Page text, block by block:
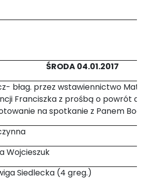
ŚRODA 04.01.2017
błag. przez wstawiennictwo Matki
Franciszka z prośbą o powrót do
na spotkanie z Panem
Wojcieszuk
Siedlecka (4 greg.)